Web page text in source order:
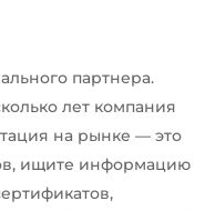
партнера.
лет компания
на рынке — это
ищите информацию